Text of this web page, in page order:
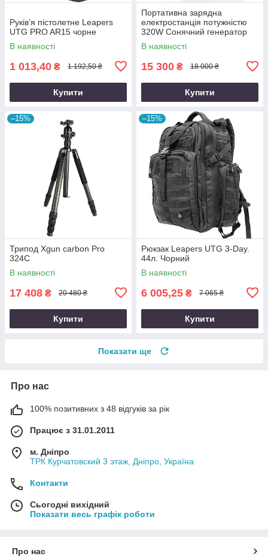
Руків’я пістолетне Leapers
UTG PRO AR15 чорне
В наявності
1 013,40 ₴ 1 192,50 ₴
Купити
Портативна зарядна
електростанція потужністю
320W Сонячний генератор
FlashFish місткістю 292Wh
800000mAh
В наявності
15 300 ₴ 18 000 ₴
Купити
–15%
Трипод Xgun carbon Рro
324C
В наявності
17 408 ₴ 20 480 ₴
Купити
–15%
Рюкзак Leapers UTG 3-Day.
44л. Чорний
В наявності
6 005,25 ₴ 7 065 ₴
Купити
Показати ще
Про нас
100% позитивних з 48 відгуків за рік
Працює з 31.01.2011
м. Дніпро
ТРК Курчатовский 3 этаж, Дніпро, Україна
Контакти
Сьогодні вихідний
Показати весь графік роботи
Про нас